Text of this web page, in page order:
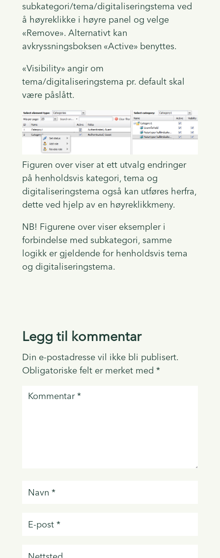
subkategori/tema/digitaliseringstema ved
å høyreklikke i høyre panel og velge
«Remove». Alternativt kan
avkryssningsboksen «Active» benyttes.
«Visibility» angir om
tema/digitaliseringstema pr. default skal
være påslått.
Figuren over viser at ett utvalg endringer
på henholdsvis kategori, tema og
digitaliseringstema også kan utføres herfra,
dette ved hjelp av en høyreklikkmeny.
NB! Figurene over viser eksempler i
forbindelse med subkategori, samme
logikk er gjeldende for henholdsvis tema
og digitaliseringstema.
Legg til kommentar
Din e-postadresse vil ikke bli publisert.
Obligatoriske felt er merket med *